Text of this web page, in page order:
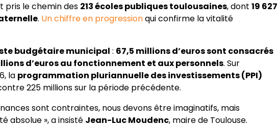
pris le chemin des 213 écoles publiques toulousaines, dont19 627
. Un chiffre en progressionqui confirme la vitalité
budgétaire municipal : 67,5 millions d’euros sont consacrés
d’euros au fonctionnement et aux personnels. Sur
la programmation pluriannuelle des investissements (PPI)
225 millions sur la période précédente.
sont contraintes, nous devons être imaginatifs, mais
absolue », a insisté Jean-Luc Moudenc, maire de Toulouse.